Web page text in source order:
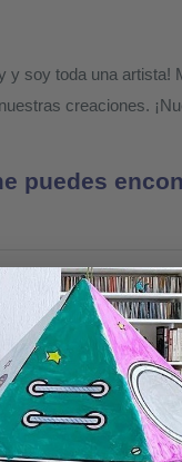
y soy toda una
creaciones.
puedes
1 producto